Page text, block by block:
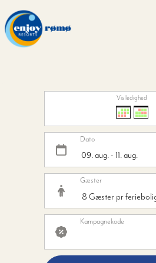
Vis ledighed
Dato
Gæster
Kampagnekode